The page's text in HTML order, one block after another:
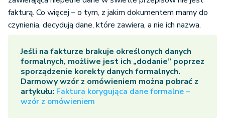
fakturą. Co więcej – o tym, z jakim dokumentem mamy do
czynienia, decydują dane, które zawiera, a nie ich nazwa.
Jeśli na fakturze brakuje określonych danych
formalnych, możliwe jest ich „dodanie” poprzez
sporządzenie korekty danych formalnych.
Darmowy wzór z omówieniem można pobrać z
artykułu: Faktura korygująca dane formalne –
wzór z omówieniem